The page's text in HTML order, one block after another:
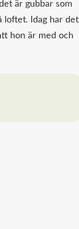
är gubbar som
loftet. Idag har det
hon är med och